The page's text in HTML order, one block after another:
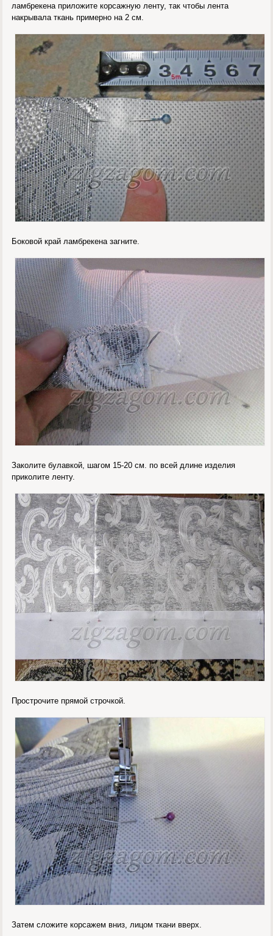
ламбрекена приложите корсажную ленту, так чтобы лента
накрывала ткань примерно на 2 см.
Боковой край ламбрекена загните.
Заколите булавкой, шагом 15-20 см. по всей длине изделия
приколите ленту.
Прострочите прямой строчкой.
Затем сложите корсажем вниз, лицом ткани вверх.